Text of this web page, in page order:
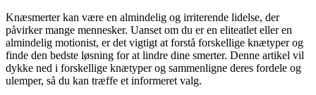
Knæsmerter kan være en almindelig og irriterende lidelse, der
påvirker mange mennesker. Uanset om du er en eliteatlet eller en
almindelig motionist, er det vigtigt at forstå forskellige knætyper og
finde den bedste løsning for at lindre dine smerter. Denne artikel vil
dykke ned i forskellige knætyper og sammenligne deres fordele og
ulemper, så du kan træffe et informeret valg.